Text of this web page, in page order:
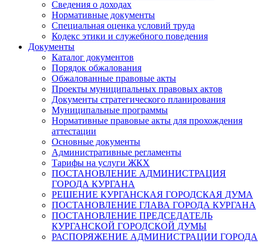
Сведения о доходах
Нормативные документы
Специальная оценка условий труда
Кодекс этики и служебного поведения
Документы
Каталог документов
Порядок обжалования
Обжалованные правовые акты
Проекты муниципальных правовых актов
Документы стратегического планирования
Муниципальные программы
Нормативные правовые акты для прохождения
аттестации
Основные документы
Административные регламенты
Тарифы на услуги ЖКХ
ПОСТАНОВЛЕНИЕ АДМИНИСТРАЦИЯ
ГОРОДА КУРГАНА
РЕШЕНИЕ КУРГАНСКАЯ ГОРОДСКАЯ ДУМА
ПОСТАНОВЛЕНИЕ ГЛАВА ГОРОДА КУРГАНА
ПОСТАНОВЛЕНИЕ ПРЕДСЕДАТЕЛЬ
КУРГАНСКОЙ ГОРОДСКОЙ ДУМЫ
РАСПОРЯЖЕНИЕ АДМИНИСТРАЦИИ ГОРОДА